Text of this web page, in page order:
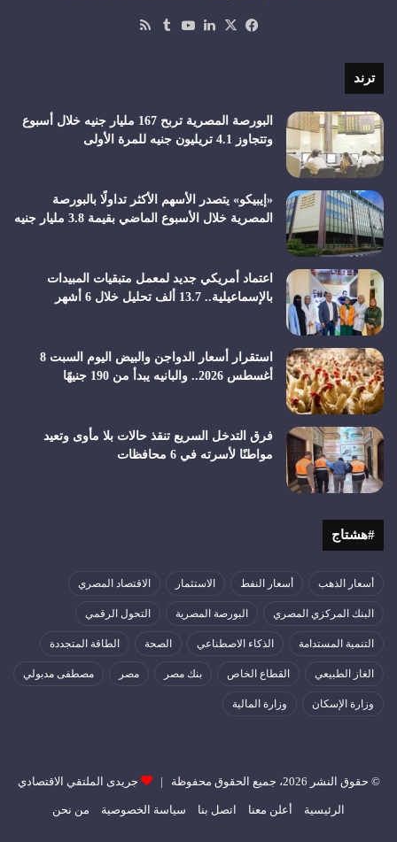
فيسبوك
‫X لينكدإن‫YouTube
ترند
البورصة المصرية تربح 167 مليار جنيه خلال أسبوع
وتتجاوز 4.1 تريليون جنيه للمرة الأولى
«إيبيكو» يتصدر الأسهم الأكثر تداولًا بالبورصة
المصرية خلال الأسبوع الماضي بقيمة 3.8 مليار جنيه
اعتماد أمريكي جديد لمعمل متبقيات المبيدات
بالإسماعيلية.. 13.7 ألف تحليل خلال 6 أشهر
استقرار أسعار الدواجن والبيض اليوم السبت 8
أغسطس 2026.. والبانيه يبدأ من 190 جنيهًا
فرق التدخل السريع تنقذ حالات بلا مأوى وتعيد
مواطنًا لأسرته في 6 محافظات
#هشتاج
أسعار الذهب أسعار النفط الاستثمار الاقتصاد المصري
البنك المركزي المصري البورصة المصرية التحول الرقمي
التنمية المستدامة الذكاء الاصطناعي الصحة الطاقة المتجددة
الغاز الطبيعي القطاع الخاص بنك مصر مصر مصطفى مدبولي
وزارة الإسكان وزارة المالية
© حقوق النشر 2026، جميع الحقوق محفوظة | جريدى الملتقي الاقتصادي
الرئيسية أعلن معنا اتصل بنا سياسة الخصوصية من نحن